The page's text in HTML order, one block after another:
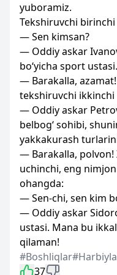
yuboramiz.
Tekshiruvchi birinchi
— Sen kimsan?
— Oddiy askar
bo‘yicha sport ustasi.
— Barakalla, azamat!
tekshiruvchi ikkinchi
— Oddiy askar
belbog‘ sohibi,
yakkakurash
— Barakalla, polvon!
uchinchi, eng
ohangda:
— Sen-chi, sen kim
— Oddiy askar
ustasi. Mana bu
qilaman!
#Boshliqlar
37